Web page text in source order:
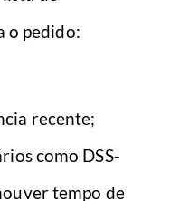
o pedido:
recente;
como DSS-
tempo de